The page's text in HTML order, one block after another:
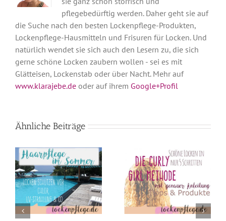
pflegebedürftig werden. Daher geht sie auf
die Suche nach den besten Lockenpflege-Produkten,
Lockenpflege-Hausmitteln und Frisuren für Locken. Und
natürlich wendet sie sich auch den Lesern zu, die sich
gerne schöne Locken zaubern wollen - sei es mit
Glätteisen, Lockenstab oder über Nacht. Mehr auf
www.klarajebe.de oder auf ihrem Google+Profil
Ähnliche Beiträge